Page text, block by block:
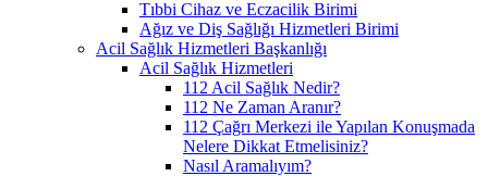
Tıbbi Cihaz ve Eczacilik Birimi
Ağız ve Diş Sağlığı Hizmetleri Birimi
Acil Sağlık Hizmetleri Başkanlığı
Acil Sağlık Hizmetleri
112 Acil Sağlık Nedir?
112 Ne Zaman Aranır?
112 Çağrı Merkezi ile Yapılan Konuşmada
Nelere Dikkat Etmelisiniz?
Nasıl Aramalıyım?